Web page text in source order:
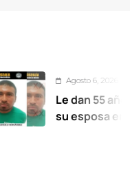
Agosto 6, 2026
Le dan 55 años de
su esposa en